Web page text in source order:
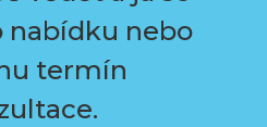
nabídku nebo
termín